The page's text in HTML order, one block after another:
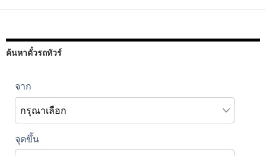
ค้นหาตั๋วรถทัวร์